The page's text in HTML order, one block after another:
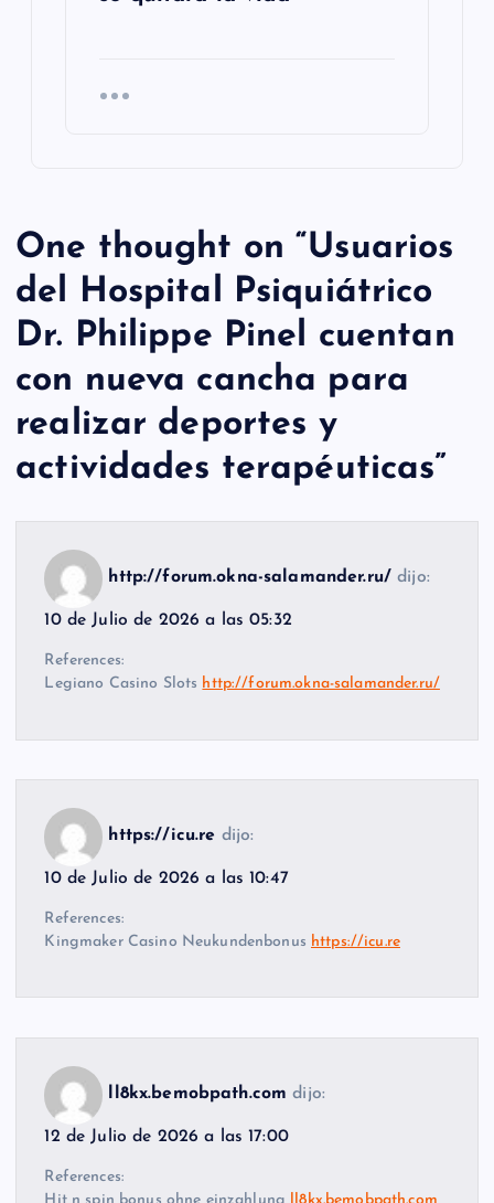
One thought on “Usuarios
del Hospital Psiquiátrico
Dr. Philippe Pinel cuentan
con nueva cancha para
realizar deportes y
actividades terapéuticas”
http://forum.okna-salamander.ru/ dijo:
10 de Julio de 2026 a las 05:32
References:
Legiano Casino Slots http://forum.okna-salamander.ru/
https://icu.re dijo:
10 de Julio de 2026 a las 10:47
References:
Kingmaker Casino Neukundenbonus https://icu.re
ll8kx.bemobpath.com dijo:
12 de Julio de 2026 a las 17:00
References: